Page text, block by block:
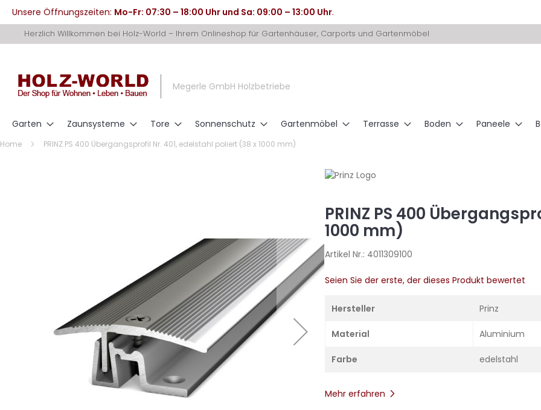
Unsere Öffnungszeiten: Mo-Fr: 07:30 – 18:00 Uhr und Sa: 09:00 – 13:00 Uhr.
zum
Herzlich Willkommen bei Holz-World – Ihrem Onlineshop für Gartenhäuser, Carports und Gartenmöbel
Megerle GmbH Holzbetriebe
Garten Zaunsysteme Tore Sonnenschutz Gartenmöbel Terrasse Boden Paneele
Home PRINZ PS 400 Übergangsprofil Nr. 401, edelstahl poliert (38 x 1000 mm)
PRINZ PS 400
1000 mm)
Artikel Nr.: 4011309100
Seien Sie der erste, der dieses Produkt bewertet
Hersteller Prinz
Material Aluminium
Farbe edelstahl
Mehr erfahren